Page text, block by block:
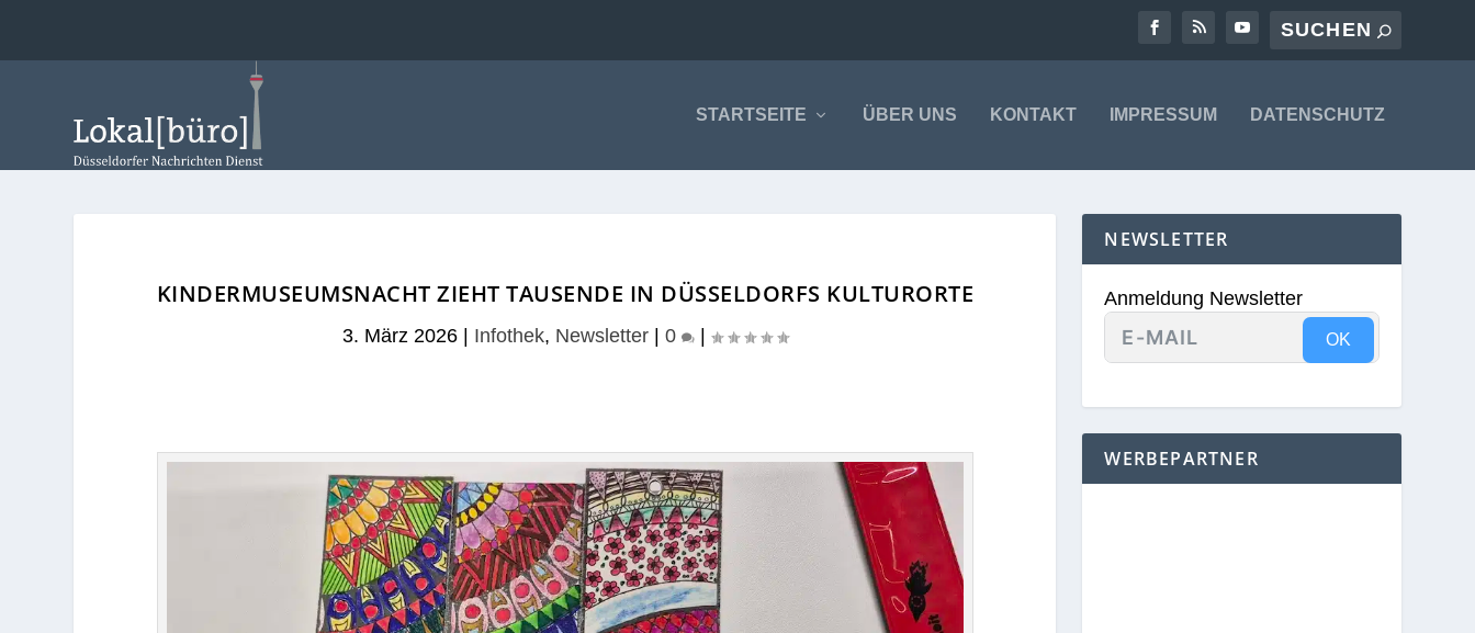
STARTSEITE ÜBER UNS KONTAKT IMPRESSUM DATENSCHUTZ
KINDERMUSEUMSNACHT ZIEHT TAUSENDE IN DÜSSELDORFS KULTURORTE
3. März 2026| Infothek, Newsletter| 0 |
NEWSLETTER
Anmeldung Newsletter
OK
WERBEPARTNER